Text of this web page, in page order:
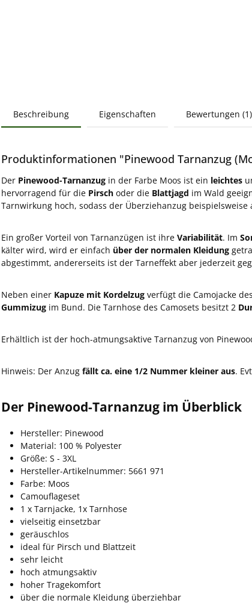
Beschreibung Eigenschaften Bewertungen (1)
Produktinformationen "Pinewood Tarnanzug
Der Pinewood-Tarnanzug in der Farbe Moos ist ein leichtes
hervorragend für die Pirsch oder die Blattjagd im Wald
Tarnwirkung hoch, sodass der Überziehanzug
Ein großer Vorteil von Tarnanzügen ist ihre Variabilität. Im
kälter wird, wird er einfach über der normalen Kleidung
abgestimmt, andererseits ist der Tarneffekt aber jederzeit
Neben einer Kapuze mit Kordelzug verfügt die Camojacke
Gummizug im Bund. Die Tarnhose des Camosets besitzt 2
Erhältlich ist der hoch-atmungsaktive Tarnanzug von
Hinweis: Der Anzug fällt ca. eine 1/2 Nummer kleiner aus.
Der Pinewood-Tarnanzug im Überblick
Hersteller: Pinewood
Material: 100 % Polyester
Größe: S - 3XL
Hersteller-Artikelnummer: 5661 971
Farbe: Moos
Camouflageset
1 x Tarnjacke, 1x Tarnhose
vielseitig einsetzbar
geräuschlos
ideal für Pirsch und Blattzeit
sehr leicht
hoch atmungsaktiv
hoher Tragekomfort
über die normale Kleidung überziehbar